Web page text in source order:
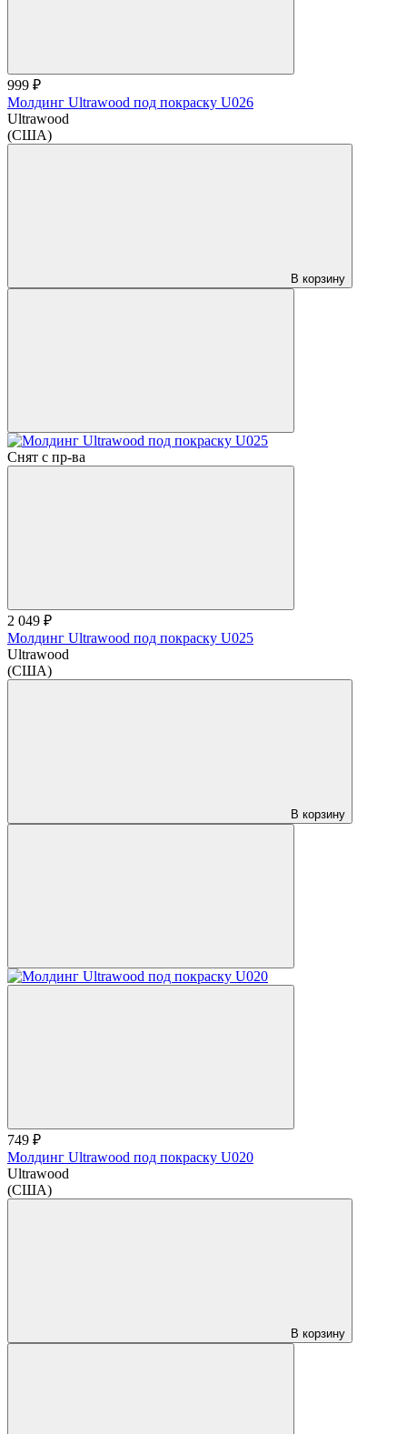
999 ₽
Молдинг Ultrawood под покраску U026
Ultrawood
(США)
В корзину
Снят с пр-ва
2 049 ₽
Молдинг Ultrawood под покраску U025
Ultrawood
(США)
В корзину
749 ₽
Молдинг Ultrawood под покраску U020
Ultrawood
(США)
В корзину